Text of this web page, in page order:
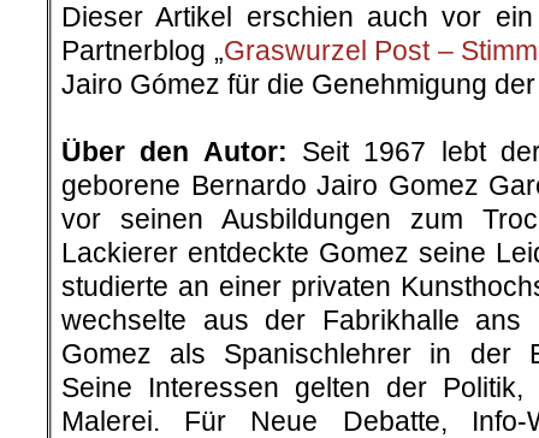
Dieser Artikel erschien auch vor
Partnerblog „Graswurzel Post –
Jairo Gómez für die Genehmigung
Über den Autor: Seit 1967 lebt
geborene Bernardo Jairo Gomez
vor seinen Ausbildungen zum
Lackierer entdeckte Gomez seine
studierte an einer privaten
wechselte aus der Fabrikhalle
Gomez als Spanischlehrer in der
Seine Interessen gelten der Politik,
Malerei. Für Neue Debatte, Info-